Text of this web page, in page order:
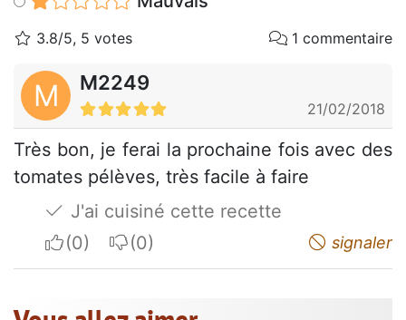
3.8/5, 5 votes 1 commentaire
M M2249
21/02/2018
Très bon, je ferai la prochaine fois avec des
tomates pélèves, très facile à faire
J'ai cuisiné cette recette
I apreciateI do not appreciate signaler